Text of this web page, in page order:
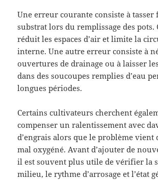
Une erreur courante consiste à
substrat lors du remplissage des pots.
réduit les espaces d’air et limite la
interne. Une autre erreur consiste à
ouvertures de drainage ou à laisser
dans des soucoupes remplies d’eau
longues périodes.
Certains cultivateurs cherchent
compenser un ralentissement avec
d’engrais alors que le problème vient
mal oxygéné. Avant d’ajouter de
il est souvent plus utile de vérifier la
milieu, le rythme d’arrosage et l’état